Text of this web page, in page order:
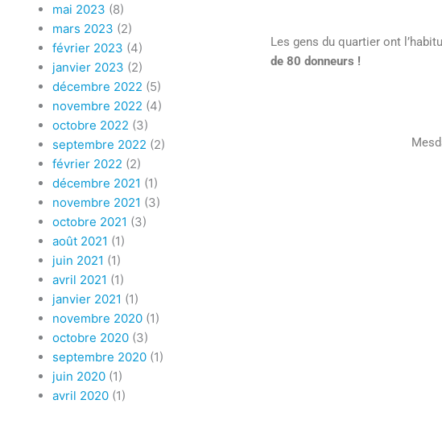
mai 2023 (8)
mars 2023 (2)
février 2023 (4)
janvier 2023 (2)
décembre 2022 (5)
novembre 2022 (4)
octobre 2022 (3)
septembre 2022 (2)
février 2022 (2)
décembre 2021 (1)
novembre 2021 (3)
octobre 2021 (3)
août 2021 (1)
juin 2021 (1)
avril 2021 (1)
janvier 2021 (1)
novembre 2020 (1)
octobre 2020 (3)
septembre 2020 (1)
juin 2020 (1)
avril 2020 (1)
Les gens du quartier ont
de 80 donneurs !